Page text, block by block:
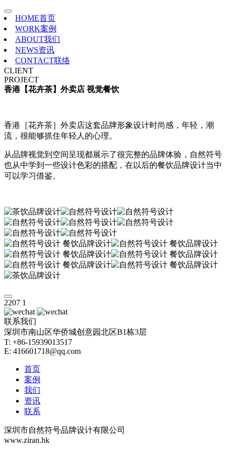
HOME首页
WORK案例
ABOUT我们
NEWS资讯
CONTACT联络
CLIENT
PROJECT
香港【花卉茶】外卖店 视觉餐饮
香港［花卉茶］外卖店这套品牌形象设计时尚感，年轻，潮
流，很能够抓住年轻人的心理。
从品牌视觉到空间呈现都展示了很完整的品牌体验，自然符号
也从中学到一些设计色彩的搭配，在以后的餐饮品牌设计当中
可以学习借鉴。
2207 1
联系我们
深圳市南山区华侨城创意园北区B1栋3层
T: +86-15939013517
E: 416601718@qq.com
首页
案例
我们
资讯
联系
深圳市自然符号品牌设计有限公司
www.ziran.hk